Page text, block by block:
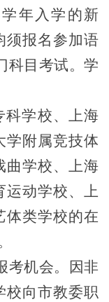
年入学的新
须报名参加语
科目考试。学
科学校、上海
学附属竞技体
曲学校、上海
运动学校、上
体类学校的在
考机会。因非
校向市教委职